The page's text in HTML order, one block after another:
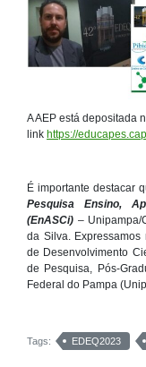
A AEP está depositada
link https://
É importante destacar
Pesquisa Ensino,
(EnASCi) – Unipampa/
da Silva.
de Desenvolvimento
de Pesquisa, Pós-
Federal do Pampa
Tags: EDEQ2023